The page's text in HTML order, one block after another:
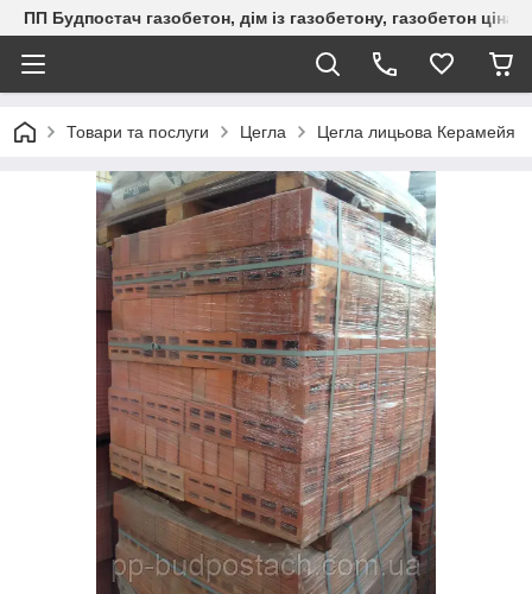
ПП Будпостач газобетон, дім із газобетону, газобетон
Товари та послуги Цегла Цегла лицьова Керамейя